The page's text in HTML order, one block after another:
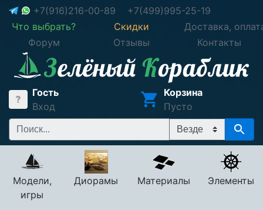
+7(916)216-00-89
+7(499)995-25-19
Что выбрать?
Скидки
Доставка,
Форум
Отзывы Контакты
Гость
Вход
Корзина
Пусто
Модели,
игры
Диорамы Материалы Элементы